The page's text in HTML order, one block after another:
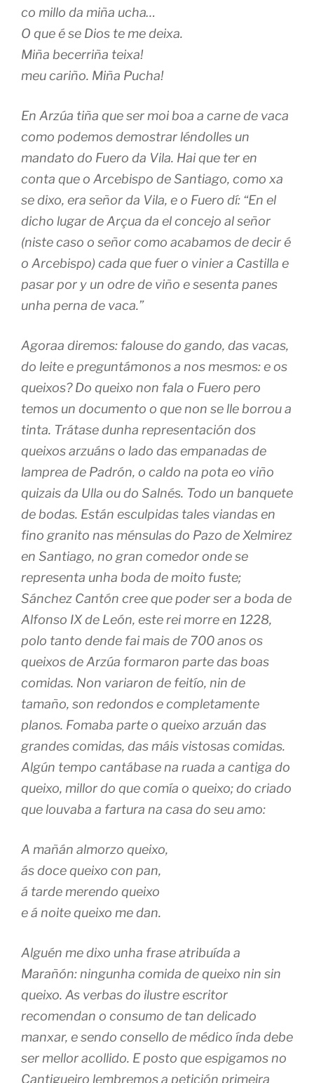
co millo da miña ucha…
O que é se Dios te me deixa.
Miña becerriña teixa!
meu cariño. Miña Pucha!
En Arzúa tiña que ser moi boa a carne de vaca
como podemos demostrar léndolles un
mandato do Fuero da Vila. Hai que ter en
conta que o Arcebispo de Santiago, como xa
se dixo, era señor da Vila, e o Fuero dí: “En el
dicho lugar de Arçua da el concejo al señor
(niste caso o señor como acabamos de decir é
o Arcebispo) cada que fuer o vinier a Castilla e
pasar por y un odre de viño e sesenta panes
unha perna de vaca.”
Agoraa diremos: falouse do gando, das vacas,
do leite e preguntámonos a nos mesmos: e os
queixos? Do queixo non fala o Fuero pero
temos un documento o que non se lle borrou a
tinta. Trátase dunha representación dos
queixos arzuáns o lado das empanadas de
lamprea de Padrón, o caldo na pota eo viño
quizais da Ulla ou do Salnés. Todo un banquete
de bodas. Están esculpidas tales viandas en
fino granito nas ménsulas do Pazo de Xelmirez
en Santiago, no gran comedor onde se
representa unha boda de moito fuste;
Sánchez Cantón cree que poder ser a boda de
Alfonso IX de León, este rei morre en 1228,
polo tanto dende fai mais de 700 anos os
queixos de Arzúa formaron parte das boas
comidas. Non variaron de feitío, nin de
tamaño, son redondos e completamente
planos. Fomaba parte o queixo arzuán das
grandes comidas, das máis vistosas comidas.
Algún tempo cantábase na ruada a cantiga do
queixo, millor do que comía o queixo; do criado
que louvaba a fartura na casa do seu amo:
A mañán almorzo queixo,
ás doce queixo con pan,
á tarde merendo queixo
e á noite queixo me dan.
Alguén me dixo unha frase atribuída a
Marañón: ningunha comida de queixo nin sin
queixo. As verbas do ilustre escritor
recomendan o consumo de tan delicado
manxar, e sendo consello de médico índa debe
ser mellor acollido. E posto que espigamos no
Cantigueiro lembremos a petición primeira